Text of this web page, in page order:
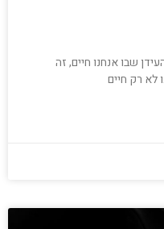
שבו אנחנו חיים, זה
לא רק חיים